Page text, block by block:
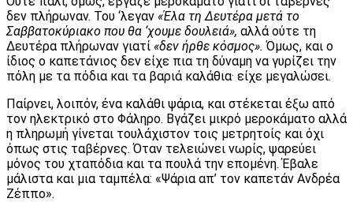
δεν πλήρωναν. Του ‘λεγαν «Έλα τη Δευτέρα μετά το
Σαββατοκύριακο που θα ‘χουμε δουλειά», αλλά ούτε τη
Δευτέρα πλήρωναν γιατί «δεν ήρθε κόσμος». Όμως, και ο
ίδιος ο καπετάνιος δεν είχε πια τη δύναμη να γυρίζει την
πόλη με τα πόδια και τα βαριά καλάθια· είχε μεγαλώσει.
Παίρνει, λοιπόν, ένα καλάθι ψάρια, και στέκεται έξω από
τον ηλεκτρικό στο Φάληρο. Βγάζει μικρό μεροκάματο αλλά
η πληρωμή γίνεται τουλάχιστον τοις μετρητοίς και όχι
όπως στις ταβέρνες. Όταν τελειώνει νωρίς, ψαρεύει
μόνος του χταπόδια και τα πουλά την επομένη. Έβαλε
μάλιστα και μια ταμπέλα: «Ψάρια απ’ τον καπετάν Ανδρέα
Ζέππο».